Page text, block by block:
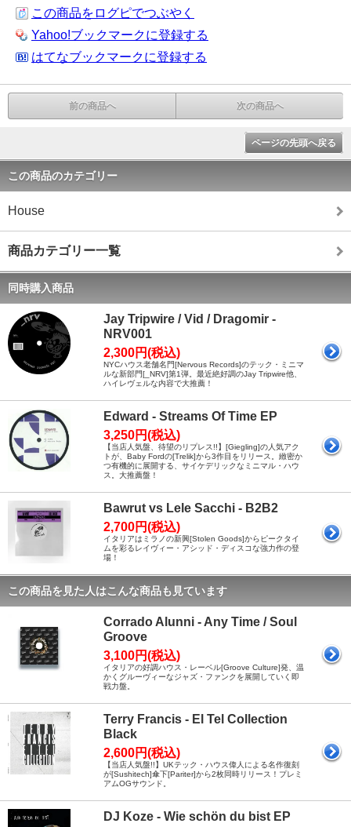
この商品をログピでつぶやく
Yahoo!ブックマークに登録する
はてなブックマークに登録する
前の商品へ 次の商品へ
ページの先頭へ戻る
この商品のカテゴリー
House
商品カテゴリー一覧
同時購入商品
Jay Tripwire / Vid / Dragomir -
NRV001
2,300円(税込)
NYCハウス老舗名門[Nervous Records]のテック・ミニマ
ルな新部門[_NRV]第1弾。最近絶好調のJay Tripwire他、
ハイレヴェルな内容で大推薦！
Edward - Streams Of Time EP
3,250円(税込)
【当店人気盤、待望のリプレス!!】[Giegling]の人気アク
トが、Baby Fordの[Trelik]から3作目をリリース。緻密か
つ有機的に展開する、サイケデリックなミニマル・ハウ
ス。大推薦盤！
Bawrut vs Lele Sacchi - B2B2
2,700円(税込)
イタリアはミラノの新興[Stolen Goods]からピークタイ
ムを彩るレイヴィー・アシッド・ディスコな強力作の登
場！
この商品を見た人はこんな商品も見ています
Corrado Alunni - Any Time / Soul
Groove
3,100円(税込)
イタリアの好調ハウス・レーベル[Groove Culture]発、温
かくグルーヴィーなジャズ・ファンクを展開していく即
戦力盤。
Terry Francis - El Tel Collection
Black
2,600円(税込)
【当店人気盤!!】UKテック・ハウス偉人による名作復刻
が[Sushitech]傘下[Pariter]から2枚同時リリース！プレミ
アムOGサウンド。
DJ Koze - Wie schön du bist EP